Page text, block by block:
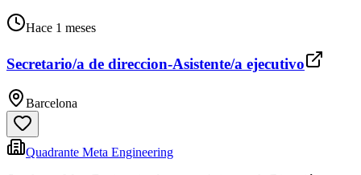
Hace 1 meses
Secretario/a de direccion-Asistente/a ejecutivo
Barcelona
Quadrante Meta Engineering